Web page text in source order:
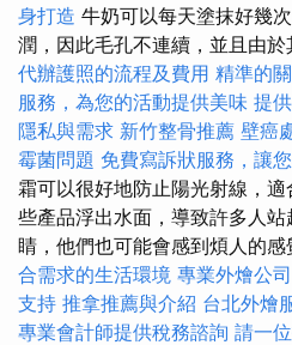
身打造 牛奶可以每天塗抹好幾
潤，因此毛孔不連續，並且由於
代辦護照的流程及費用 精準的
服務，為您的活動提供美味 提
隱私與需求 新竹整骨推薦 壁癌
霉菌問題 免費寫訴狀服務，讓
霜可以很好地防止陽光射線，
些產品浮出水面，導致許多人
睛，他們也可能會感到煩人的感
合需求的生活環境 專業外燴公
支持 推拿推薦與介紹 台北外燴
專業會計師提供稅務諮詢 請一